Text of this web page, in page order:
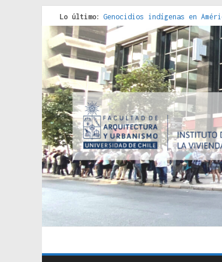
Lo último: Genocidios indígenas en
Estudios sobre la
Donde el pedernal choca
Criterios técnicos para una
Red de consultorios de la